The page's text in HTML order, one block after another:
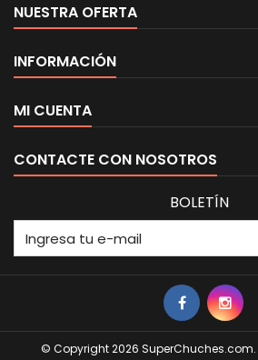
NUESTRA OFERTA
INFORMACIÓN
© Copyright 2026 SuperChuches.com.
MI CUENTA
CONTACTE CON NOSOTROS
BOLETÍN